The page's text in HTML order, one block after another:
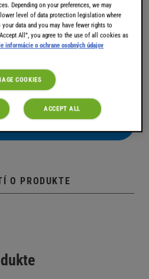
predtým, ako vyrazíte z
O PRODUKTE
Depending on your preferences, we may
level of data protection legislation where
data and you may have fewer rights to
All”, you agree to the use of all cookies as
informácie o ochrane osobných údajov
COOKIES
ACCEPT ALL